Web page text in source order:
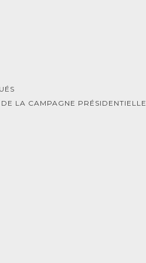
LA CAMPAGNE PRÉSIDENTIELLE